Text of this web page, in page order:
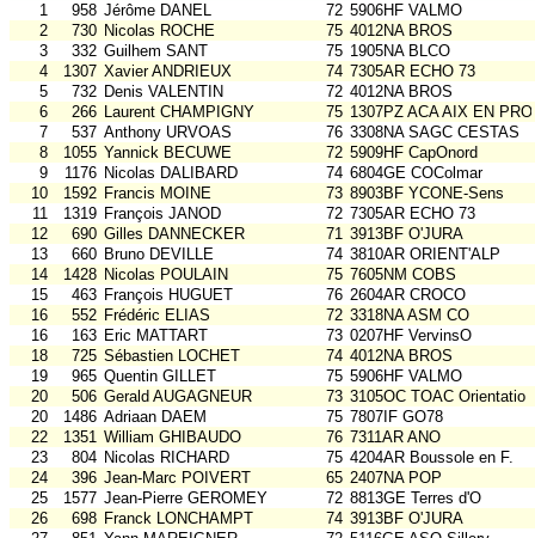
1
958 Jérôme DANEL 72 5906HF VALMO
2
730 Nicolas ROCHE 75 4012NA BROS
3
332 Guilhem SANT 75 1905NA BLCO
4
1307 Xavier ANDRIEUX 74 7305AR ECHO 73
5
732 Denis VALENTIN 72 4012NA BROS
6
266 Laurent CHAMPIGNY 75 1307PZ ACA AIX EN
7
537 Anthony URVOAS 76 3308NA SAGC CESTAS
8
1055 Yannick BECUWE 72 5909HF CapOnord
9
1176 Nicolas DALIBARD 74 6804GE COColmar
10
1592 Francis MOINE 73 8903BF YCONE-Sens
11
1319 François JANOD 72 7305AR ECHO 73
12
690 Gilles DANNECKER 71 3913BF O'JURA
13
660 Bruno DEVILLE 74 3810AR ORIENT'ALP
14
1428 Nicolas POULAIN 75 7605NM COBS
15
463 François HUGUET 76 2604AR CROCO
16
552 Frédéric ELIAS 72 3318NA ASM CO
16
163 Eric MATTART 73 0207HF VervinsO
18
725 Sébastien LOCHET 74 4012NA BROS
19
965 Quentin GILLET 75 5906HF VALMO
20
506 Gerald AUGAGNEUR 73 3105OC TOAC Orientatio
20
1486 Adriaan DAEM 75 7807IF GO78
22
1351 William GHIBAUDO 76 7311AR ANO
23
804 Nicolas RICHARD 75 4204AR Boussole en F.
24
396 Jean-Marc POIVERT 65 2407NA POP
25
1577 Jean-Pierre GEROMEY 72 8813GE Terres d'O
26
698 Franck LONCHAMPT 74 3913BF O'JURA